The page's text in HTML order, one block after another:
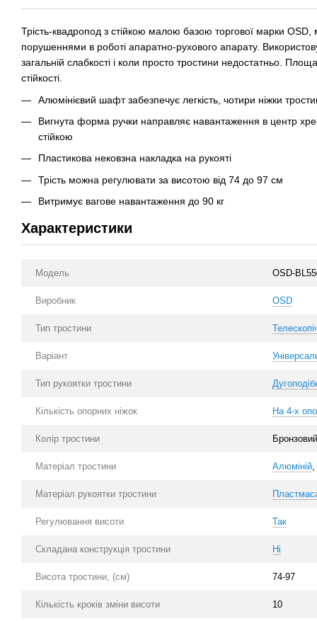
Трість-квадропод з стійкою малою базою торгової марки
порушеннями в роботі апаратно-рухового апарату.
загальній слабкості і коли просто тростини недостатньо.
стійкості.
Алюмінієвий шафт забезпечує легкість, чотири ніжки
Вигнута форма ручки направляє навантаження в центр
стійкою
Пластикова нековзна накладка на рукояті
Трість можна регулювати за висотою від 74 до 97 см
Витримує вагове навантаження до 90 кг
Характеристики
Модель OSD-
Виробник OSD
Тип тростини
Варіант
Тип рукоятки тростини
Кількість опорних ніжок На 4-х
Колір тростини Бронзовий
Матеріал тростини Алюміній
Матеріал рукоятки тростини
Регулювання висоти Так
Складана конструкція тростини Ні
Висота тростини, (см) 74-97
Кількість кроків зміни висоти 10